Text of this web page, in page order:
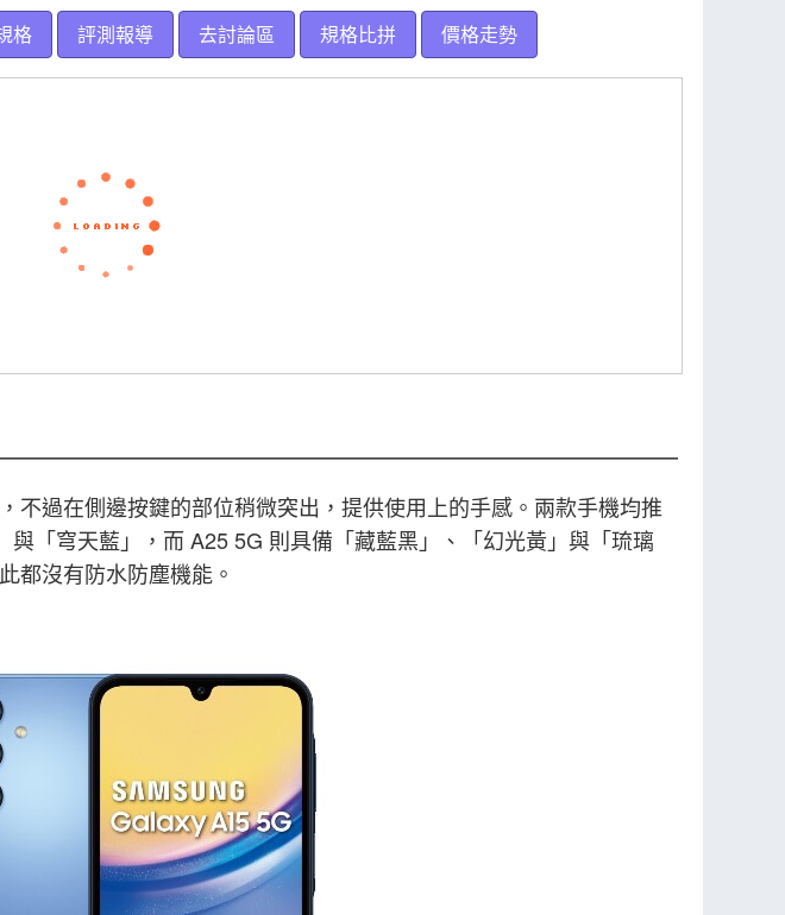
格 評測報導 去討論區 規格比拼 價格走勢
不過在側邊按鍵的部位稍微突出，提供使用上的手感。兩款手機均推
「穹天藍」，而 A25 5G 則具備「藏藍黑」、「幻光黃」與「琉璃
都沒有防水防塵機能。